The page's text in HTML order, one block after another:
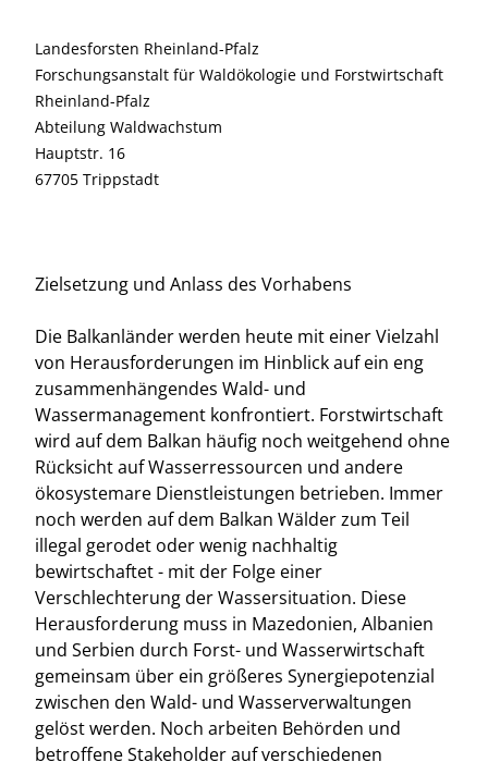
Landesforsten Rheinland-Pfalz
Forschungsanstalt für Waldökologie und Forstwirtschaft
Rheinland-Pfalz
Abteilung Waldwachstum
Hauptstr. 16
67705 Trippstadt
Zielsetzung und Anlass des Vorhabens
Die Balkanländer werden heute mit einer Vielzahl
von Herausforderungen im Hinblick auf ein eng
zusammenhängendes Wald- und
Wassermanagement konfrontiert. Forstwirtschaft
wird auf dem Balkan häufig noch weitgehend ohne
Rücksicht auf Wasserressourcen und andere
ökosystemare Dienstleistungen betrieben. Immer
noch werden auf dem Balkan Wälder zum Teil
illegal gerodet oder wenig nachhaltig
bewirtschaftet - mit der Folge einer
Verschlechterung der Wassersituation. Diese
Herausforderung muss in Mazedonien, Albanien
und Serbien durch Forst- und Wasserwirtschaft
gemeinsam über ein größeres Synergiepotenzial
zwischen den Wald- und Wasserverwaltungen
gelöst werden. Noch arbeiten Behörden und
betroffene Stakeholder auf verschiedenen